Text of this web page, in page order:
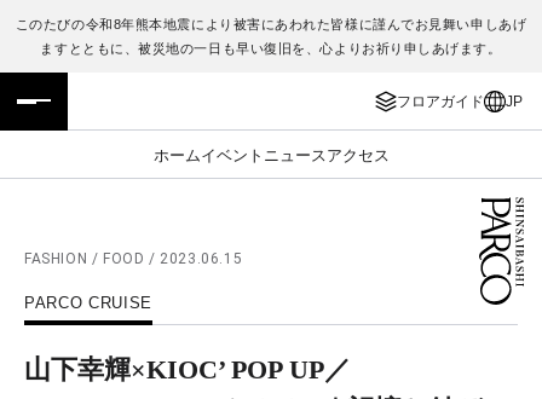
このたびの令和8年熊本地震により被害にあわれた皆様に謹んでお見舞い申しあげ
ますとともに、被災地の一日も早い復旧を、心よりお祈り申しあげます。
フロアガイド JP
ホームイベント ニュース アクセス
フロアガイド
施設案内・アクセス
レストラン・カフェ
TAX FREE
ENGLISH
繁体字
ภาษาไทย
日本語
FASHION / FOOD / 2023.06.15
PARCO CRUISE
山下幸輝×KIOC’ POP UP／